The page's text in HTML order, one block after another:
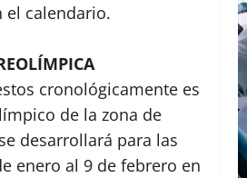
el calendario.
cronológicamente es
de la zona de
desarrollará para las
enero al 9 de febrero en